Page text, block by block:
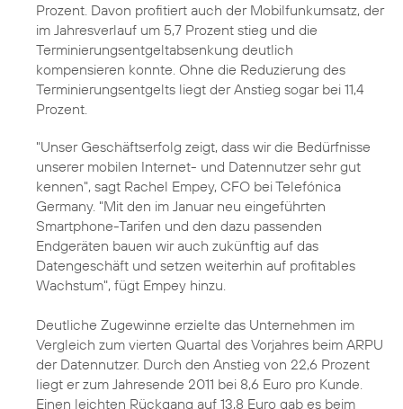
Prozent. Davon profitiert auch der Mobilfunkumsatz, der
im Jahresverlauf um 5,7 Prozent stieg und die
Terminierungsentgeltabsenkung deutlich
kompensieren konnte. Ohne die Reduzierung des
Terminierungsentgelts liegt der Anstieg sogar bei 11,4
Prozent.
"Unser Geschäftserfolg zeigt, dass wir die Bedürfnisse
unserer mobilen Internet- und Datennutzer sehr gut
kennen", sagt Rachel Empey, CFO bei Telefónica
Germany. "Mit den im Januar neu eingeführten
Smartphone-Tarifen und den dazu passenden
Endgeräten bauen wir auch zukünftig auf das
Datengeschäft und setzen weiterhin auf profitables
Wachstum", fügt Empey hinzu.
Deutliche Zugewinne erzielte das Unternehmen im
Vergleich zum vierten Quartal des Vorjahres beim ARPU
der Datennutzer. Durch den Anstieg von 22,6 Prozent
liegt er zum Jahresende 2011 bei 8,6 Euro pro Kunde.
Einen leichten Rückgang auf 13,8 Euro gab es beim